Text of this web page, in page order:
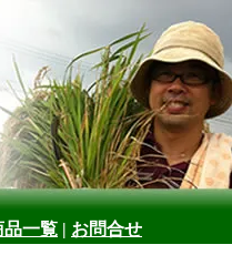
品一覧 | お問合せ